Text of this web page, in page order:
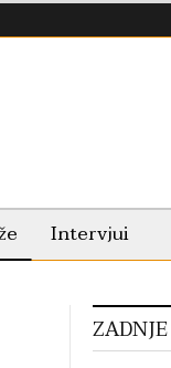
Intervjui